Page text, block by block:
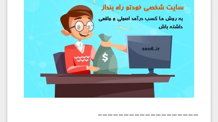
——————————————————–